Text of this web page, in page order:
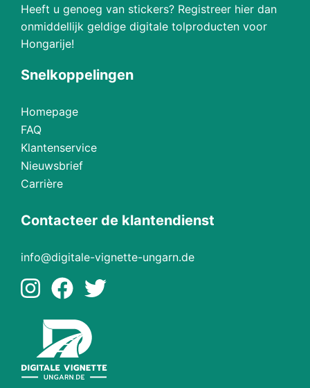
Heeft u genoeg van stickers? Registreer hier dan
onmiddellijk geldige digitale tolproducten voor
Hongarije!
Snelkoppelingen
Homepage
FAQ
Klantenservice
Nieuwsbrief
Carrière
Contacteer de klantendienst
info@digitale-vignette-ungarn.de